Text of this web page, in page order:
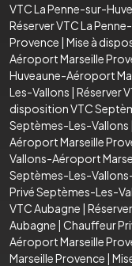
VTC La Penne-sur-
Réserver VTC La
Provence | Mise à
Aéroport Marseille
Huveaune-Aéroport
Les-Vallons | Réserver
disposition VTC
Septèmes-Les-Vallons |
Aéroport Marseille
Vallons-Aéroport
Septèmes-Les-
Privé Septèmes-Les-
VTC Aubagne |
Aubagne | Chauffeur
Aéroport Marseille
Marseille Provence |